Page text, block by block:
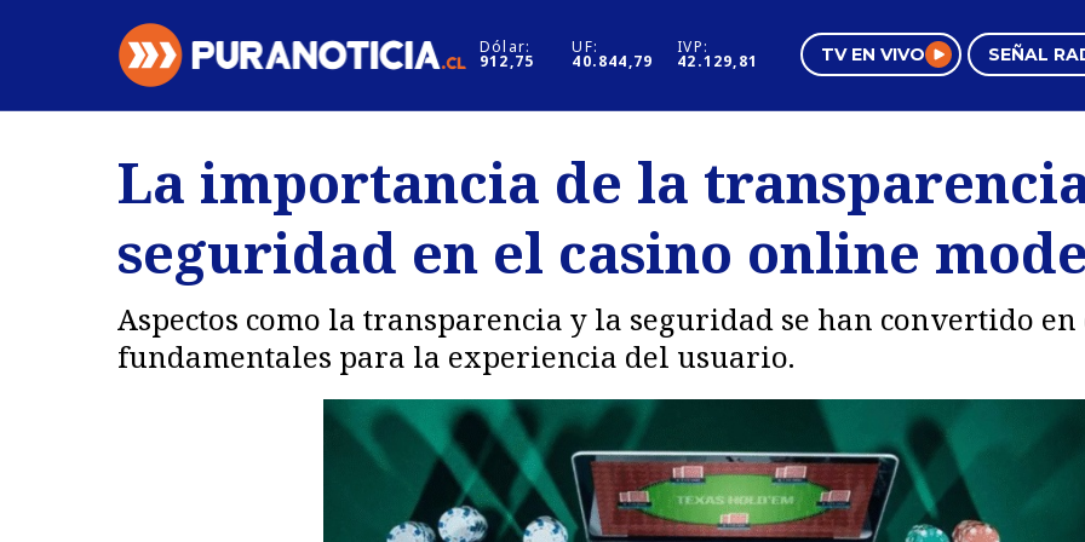
Dólar:
912,75
UF:
40.844,79
IVP:
42.129,81 TV EN VIVO SEÑAL
Regiones
Deportes
Internacional
Motores
Negocios
Pura Mujer
La importancia de la
seguridad en el casino online
Aspectos como la transparencia y la seguridad se han convertido en
fundamentales para la experiencia del usuario.